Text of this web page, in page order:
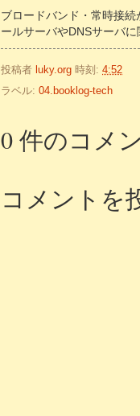
ブロードバンド・常時接
ールサーバやDNSサーバ
投稿者 luky.org 時刻: 4:52
ラベル: 04.booklog-tech
0 件のコメ
コメントを